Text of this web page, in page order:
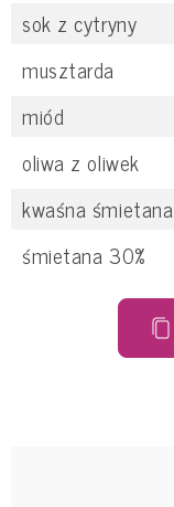
sok z cytryny
musztarda
miód
oliwa z oliwek
kwaśna śmietana
śmietana 30%